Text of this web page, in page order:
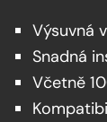
Výsuvná
Snadná
Včetně